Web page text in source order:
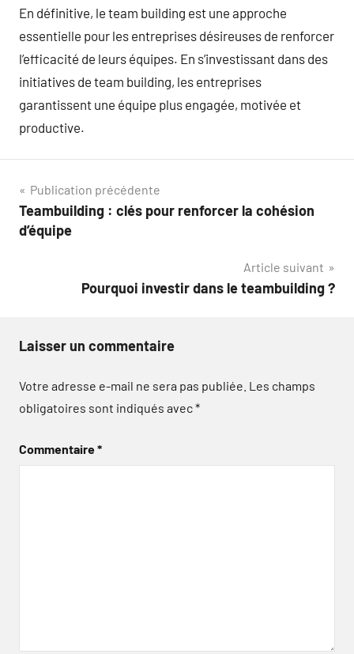
En définitive, le team building est une approche
essentielle pour les entreprises désireuses de renforcer
l’efficacité de leurs équipes. En s’investissant dans des
initiatives de team building, les entreprises
garantissent une équipe plus engagée, motivée et
productive.
Navigation
de
Publication précédente
Teambuilding : clés pour renforcer la cohésion
d’équipe
Article suivant
Pourquoi investir dans le teambuilding ?
Laisser un commentaire
Votre adresse e-mail ne sera pas publiée. Les champs
obligatoires sont indiqués avec*
Commentaire*